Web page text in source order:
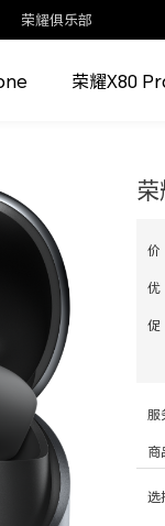
荣耀俱乐部
荣耀X80
优
服
商
选